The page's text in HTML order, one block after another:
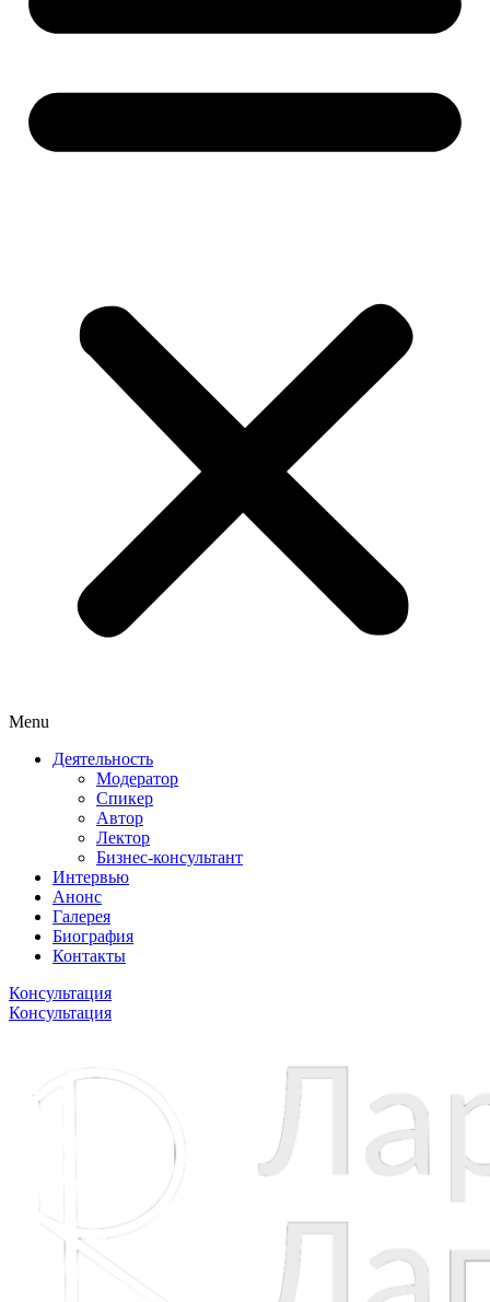
Menu
Деятельность
Модератор
Спикер
Автор
Лектор
Бизнес-консультант
Интервью
Анонс
Галерея
Биография
Контакты
Консультация
Консультация